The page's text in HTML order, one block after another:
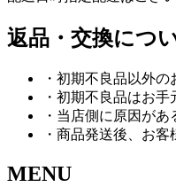
返品・交換につ
・初期不良品以外
・初期不良品はお
・当店側に原因が
・商品発送後、お
MENU